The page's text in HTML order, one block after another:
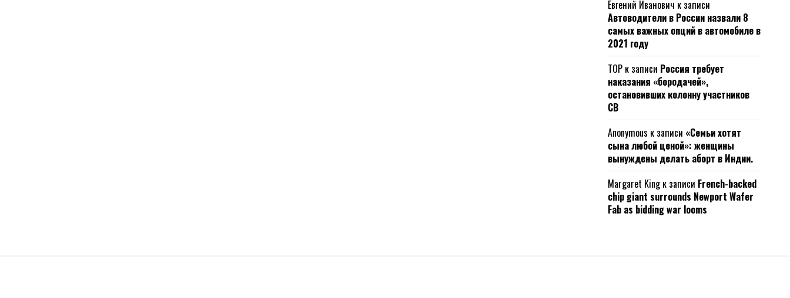
Евгений Иванович к записи
Автоводители в России назвали 8
самых важных опций в автомобиле в
2021 году
ТОР к записи Россия требует
наказания «бородачей»,
остановивших колонну участников
СВ
Anonymous к записи «Семьи хотят
сына любой ценой»: женщины
вынуждены делать аборт в Индии.
Margaret Kingк записи French-backed
chip giant surrounds Newport Wafer
Fab as bidding war looms